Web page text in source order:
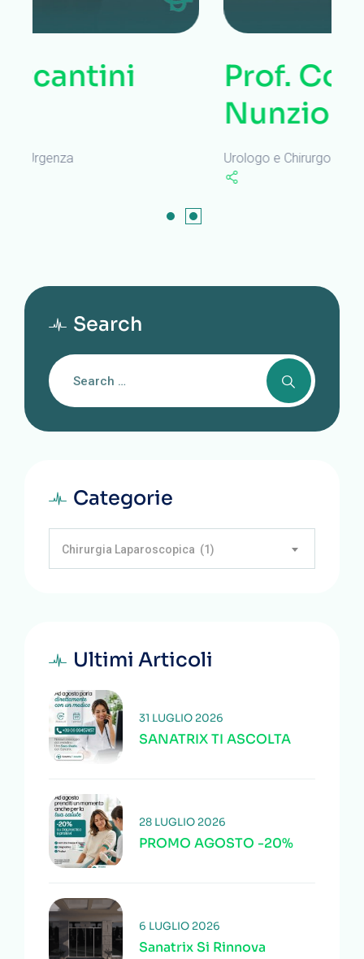
Prof. Cosimo De
Urologo e Chirurgo Laparoscopico
Search
Categorie
Chirurgia Laparoscopica (1)
Ultimi Articoli
SANATRIX TI ASCOLTA
31 LUGLIO 2026
PROMO AGOSTO -20%
28 LUGLIO 2026
Sanatrix Si Rinnova
6 LUGLIO 2026